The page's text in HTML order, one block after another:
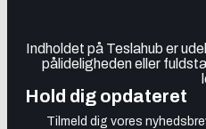
Indholdet på Teslahub er
pålideligheden eller
Hold dig opdateret
Tilmeld dig vores